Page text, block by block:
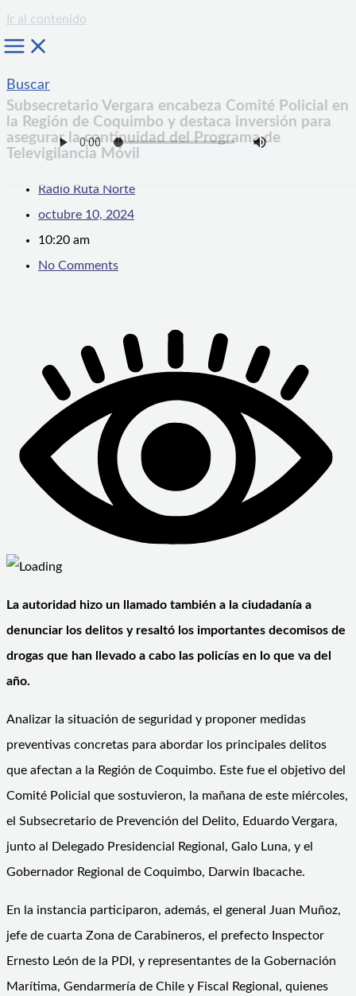
Ir al contenido
Buscar
Subsecretario Vergara encabeza Comité Policial en
la Región de Coquimbo y destaca inversión para
asegurar la continuidad del Programa de
Televigilancia Móvil
Radio Ruta Norte
octubre 10, 2024
10:20 am
No Comments
La autoridad hizo un llamado también a la ciudadanía a
denunciar los delitos y resaltó los importantes decomisos de
drogas que han llevado a cabo las policías en lo que va del
año.
Analizar la situación de seguridad y proponer medidas
preventivas concretas para abordar los principales delitos
que afectan a la Región de Coquimbo. Este fue el objetivo del
Comité Policial que sostuvieron, la mañana de este miércoles,
el Subsecretario de Prevención del Delito, Eduardo Vergara,
junto al Delegado Presidencial Regional, Galo Luna, y el
Gobernador Regional de Coquimbo, Darwin Ibacache.
En la instancia participaron, además, el general Juan Muñoz,
jefe de cuarta Zona de Carabineros, el prefecto Inspector
Ernesto León de la PDI, y representantes de la Gobernación
Marítima, Gendarmería de Chile y Fiscal Regional, quienes